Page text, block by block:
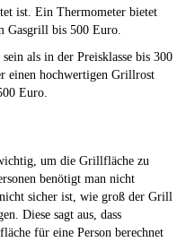
ist. Ein Thermometer bietet
Gasgrill bis 500 Euro.
als in der Preisklasse bis 300
einen hochwertigen Grillrost
Euro.
um die Grillfläche zu
benötigt man nicht
sicher ist, wie groß der Grill
Diese sagt aus, dass
für eine Person berechnet